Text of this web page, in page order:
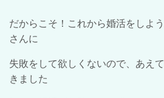
だからこそ！ こ れから婚活をしよ
さんに
失敗をして欲しくないので、あえ
きました